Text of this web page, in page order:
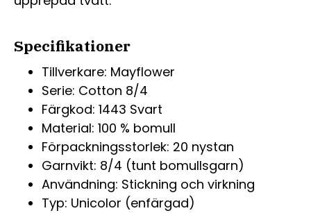
Specifikationer
Tillverkare: Mayflower
Serie: Cotton 8/4
Färgkod: 1443 Svart
Material: 100 % bomull
Förpackningsstorlek: 20 nystan
Garnvikt: 8/4 (tunt bomullsgarn)
Användning: Stickning och virkning
Typ: Unicolor (enfärgad)